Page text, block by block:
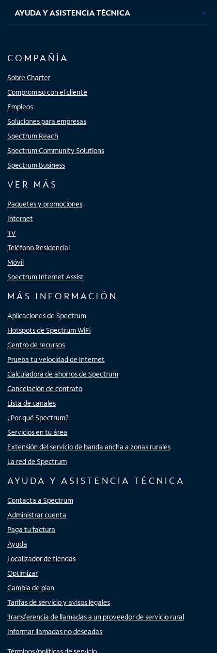
AYUDA Y ASISTENCIA TÉCNICA
COMPAÑÍA
Sobre Charter
Compromiso con el cliente
Empleos
Soluciones para empresas
Spectrum Reach
Spectrum Community Solutions
Spectrum Business
VER MÁS
Paquetes y promociones
Internet
TV
Teléfono Residencial
Móvil
Spectrum Internet Assist
MÁS INFORMACIÓN
Aplicaciones de Spectrum
Hotspots de Spectrum WiFi
Centro de recursos
Prueba tu velocidad de Internet
Calculadora de ahorros de Spectrum
Cancelación de contrato
Lista de canales
¿Por qué Spectrum?
Servicios en tu área
Extensión del servicio de banda ancha a zonas rurales
La red de Spectrum
AYUDA Y ASISTENCIA TÉCNICA
Contacta a Spectrum
Administrar cuenta
Paga tu factura
Ayuda
Localizador de tiendas
Optimizar
Cambia de plan
Tarifas de servicio y avisos legales
Transferencia de llamadas a un proveedor de servicio rural
Informar llamadas no deseadas